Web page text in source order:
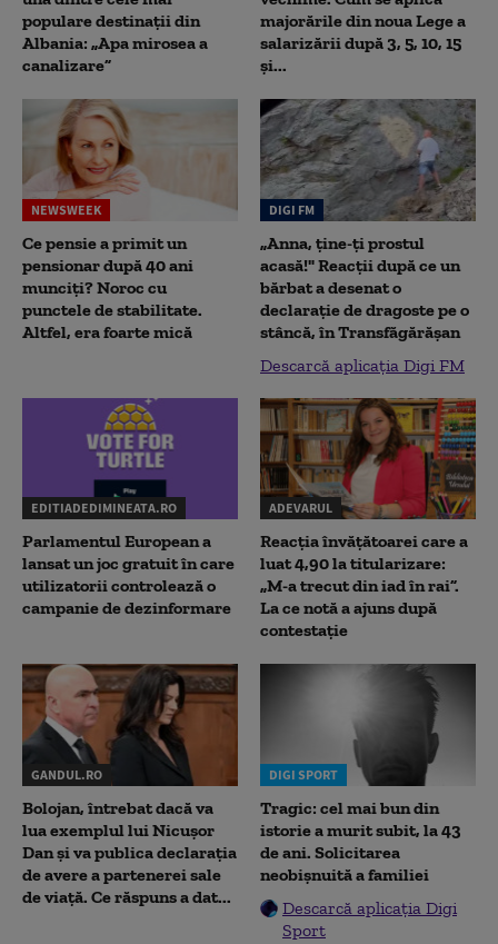
populare destinații din
Albania: „Apa mirosea a
canalizare”
majorările din noua Lege a
salarizării după 3, 5, 10, 15
și...
NEWSWEEK
Ce pensie a primit un
pensionar după 40 ani
munciți? Noroc cu
punctele de stabilitate.
Altfel, era foarte mică
DIGI FM
„Anna, ţine-ţi prostul
acasă!" Reacţii după ce un
bărbat a desenat o
declaraţie de dragoste pe o
stâncă, în Transfăgărăşan
Descarcă aplicația Digi FM
EDITIADEDIMINEATA.RO
Parlamentul European a
lansat un joc gratuit în care
utilizatorii controlează o
campanie de dezinformare
ADEVARUL
Reacția învățătoarei care a
luat 4,90 la titularizare:
„M-a trecut din iad în rai”.
La ce notă a ajuns după
contestație
GANDUL.RO
Bolojan, întrebat dacă va
lua exemplul lui Nicușor
Dan și va publica declarația
de avere a partenerei sale
de viață. Ce răspuns a dat...
DIGI SPORT
Tragic: cel mai bun din
istorie a murit subit, la 43
de ani. Solicitarea
neobișnuită a familiei
Descarcă aplicația Digi
Sport